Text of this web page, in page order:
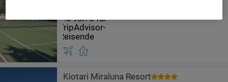
Kiotari Miraluna Resort